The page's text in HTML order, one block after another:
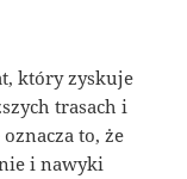
który zyskuje
trasach i
to, że
i nawyki